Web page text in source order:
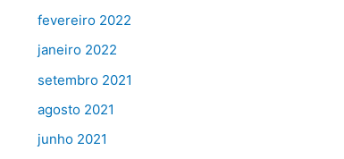
fevereiro 2022
janeiro 2022
setembro 2021
agosto 2021
junho 2021